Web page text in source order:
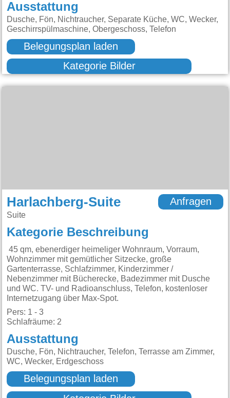
Ausstattung
Dusche, Fön, Nichtraucher, Separate Küche, WC, Wecker,
Geschirrspülmaschine, Obergeschoss, Telefon
Belegungsplan laden
Kategorie Bilder
Harlachberg-Suite
Suite
Anfragen
Kategorie Beschreibung
45 qm, ebenerdiger heimeliger Wohnraum, Vorraum,
Wohnzimmer mit gemütlicher Sitzecke, große
Gartenterrasse, Schlafzimmer, Kinderzimmer /
Nebenzimmer mit Bücherecke, Badezimmer mit Dusche
und WC. TV- und Radioanschluss, Telefon, kostenloser
Internetzugang über Max-Spot.
Pers: 1 - 3
Schlafräume: 2
Ausstattung
Dusche, Fön, Nichtraucher, Telefon, Terrasse am Zimmer,
WC, Wecker, Erdgeschoss
Belegungsplan laden